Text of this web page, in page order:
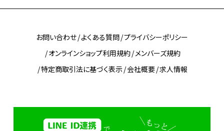
お問い合わせ よくある質問 プライバシーポリシー
オンラインショップ利用規約 メンバーズ規約
特定商取引法に基づく表示 会社概要 求人情報